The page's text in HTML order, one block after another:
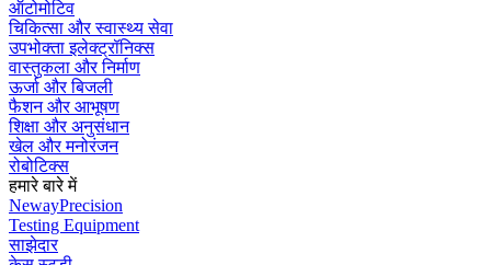
ऑटोमोटिव
चिकित्सा और स्वास्थ्य सेवा
उपभोक्ता इलेक्ट्रॉनिक्स
वास्तुकला और निर्माण
ऊर्जा और बिजली
फैशन और आभूषण
शिक्षा और अनुसंधान
खेल और मनोरंजन
रोबोटिक्स
हमारे बारे में
NewayPrecision
Testing Equipment
साझेदार